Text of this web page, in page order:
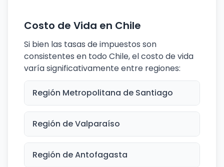
Costo de Vida en Chile
Si bien las tasas de impuestos son
consistentes en todo Chile, el costo de vida
varía significativamente entre regiones:
Región Metropolitana de Santiago
Región de Valparaíso
Región de Antofagasta